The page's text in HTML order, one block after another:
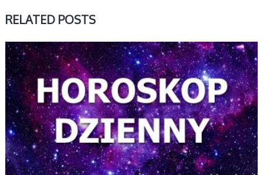
RELATED POSTS
DZIENNY